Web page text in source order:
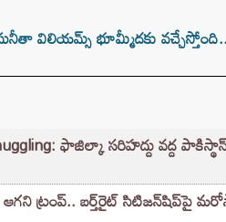
విలియమ్స్ భూమ్మీదకు
ఫాజిల్కా సరిహద్దు వద్ద పాకిస్థాన్
ఆగని ట్రంప్.. బర్త్‌రైట్ సిటిజన్‌షిప్‌పై